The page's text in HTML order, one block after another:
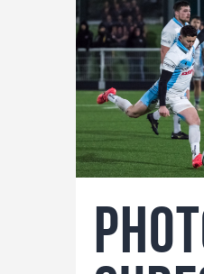
BILLETTERIE
BOUTIQUE
CLUB
EQUIPE PRO
RCME
PARTENAIRES
TAXE